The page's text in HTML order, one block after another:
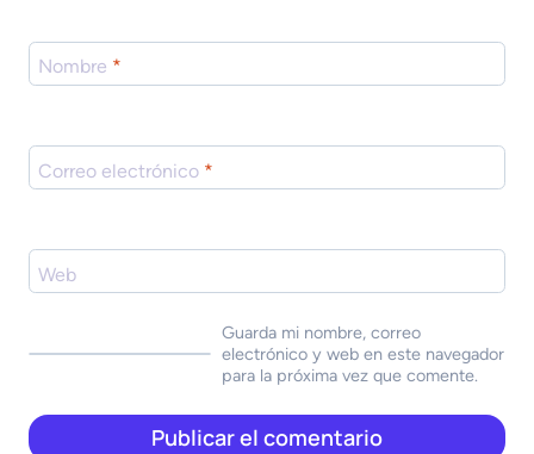
Nombre *
Correo electrónico *
Web
Guarda mi nombre, correo
electrónico y web en este navegador
para la próxima vez que comente.